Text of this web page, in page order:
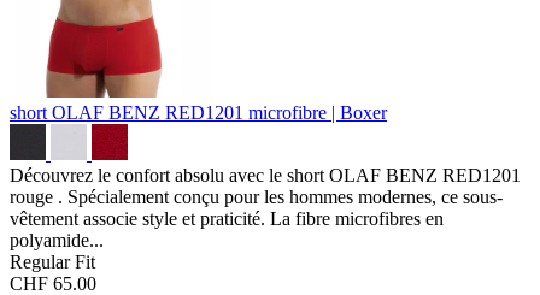
short OLAF BENZ RED1201 microfibre | Boxer
Découvrez le confort absolu avec le short OLAF BENZ RED1201
rouge . Spécialement conçu pour les hommes modernes, ce sous-
vêtement associe style et praticité. La fibre microfibres en
polyamide...
Regular Fit
CHF 65.00